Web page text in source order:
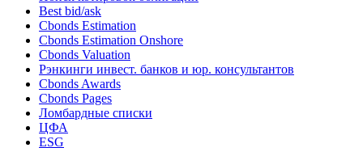
Поиск облигаций & Карты рынка
Поиск облигаций (ИИ)
Ближайшие размещения (Россия)
Поиск котировок облигаций
Best bid/ask
Cbonds Estimation
Cbonds Estimation Onshore
Cbonds Valuation
Рэнкинги инвест. банков и юр. консультантов
Cbonds Awards